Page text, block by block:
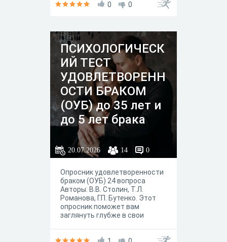
0
0
ПСИХОЛОГИЧЕСК
ИЙ ТЕСТ
УДОВЛЕТВОРЕНН
ОСТИ БРАКОМ
(ОУБ) до 35 лет и
до 5 лет брака
20.07.2026 14 0
Опросник удовлетворенности
браком (ОУБ) 24 вопроса
Авторы: В.В. Столин, Т.Л.
Романова, Г.П. Бутенко. Этот
опросник поможет вам
заглянуть глубже в свои